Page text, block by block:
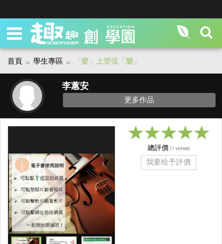
首頁 學生專區 「愛」上管弦「樂」
李蕙安
更多作品
總評價 (1 votes)
我要给予評價